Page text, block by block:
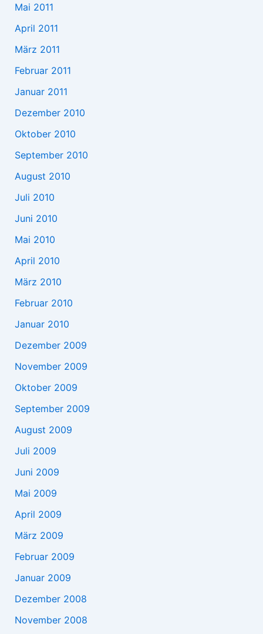
Mai 2011
April 2011
März 2011
Februar 2011
Januar 2011
Dezember 2010
Oktober 2010
September 2010
August 2010
Juli 2010
Juni 2010
Mai 2010
April 2010
März 2010
Februar 2010
Januar 2010
Dezember 2009
November 2009
Oktober 2009
September 2009
August 2009
Juli 2009
Juni 2009
Mai 2009
April 2009
März 2009
Februar 2009
Januar 2009
Dezember 2008
November 2008